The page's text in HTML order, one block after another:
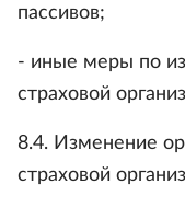
пассивов;
- иные меры по
страховой
8.4. Изменение
страховой